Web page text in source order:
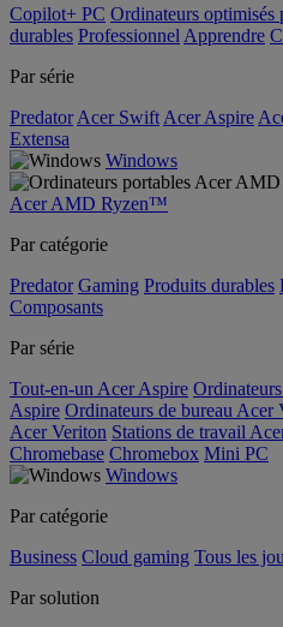
Copilot+ PC Ordinateurs optimisés
durables Professionnel Apprendre
Par série
Predator Acer Swift Acer Aspire
Extensa
Windows
Acer AMD Ryzen™
Par catégorie
Predator Gaming Produits durables
Composants
Par série
Tout-en-un Acer Aspire
Aspire Ordinateurs de bureau Acer
Acer Veriton Stations de travail
Chromebase Chromebox Mini PC
Windows
Par catégorie
Business Cloud gaming Tous les
Par solution